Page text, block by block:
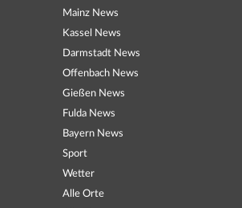
Mainz News
Kassel News
Darmstadt News
Offenbach News
Gießen News
Fulda News
Bayern News
Sport
Wetter
Alle Orte